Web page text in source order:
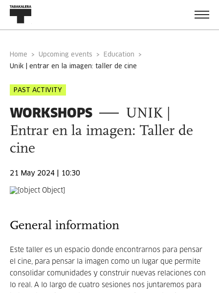
Home Upcoming events
Education
unik | entrar en la imagen: taller de cine
PAST ACTIVITY
WORKSHOPS
UNIK |
Entrar en la imagen: Taller de
cine
21 May 2024 | 10:30
General information
Este taller es un espacio donde encontrarnos para pensar
el cine, para pensar la imagen como un lugar que permite
consolidar comunidades y construir nuevas relaciones con
lo real. A lo largo de cuatro sesiones nos juntaremos para